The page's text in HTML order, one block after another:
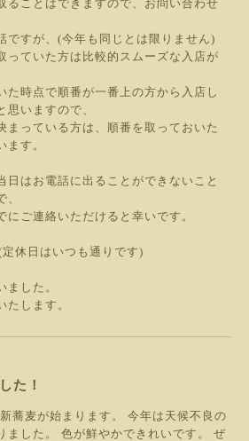
できますので、お問い合わせ
(今年も同じとは限りません)
方は比較的スムーズな入店が
順番が一番上の方から入店し
思いますので、
る方は、順番を取っておいた
ます。
話に出ることができないこと
いただけると幸いです。
休日はいつも通りです)
ました。
たします。
た！
蕎麦が始まります。 今年は天候不良の
ました。 色が鮮やかできれいです。 ぜ